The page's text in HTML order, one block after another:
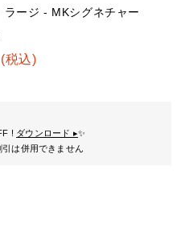
ージ - MKシグネチャー
税込)
! ダウンロード ▸✨
は併用できません